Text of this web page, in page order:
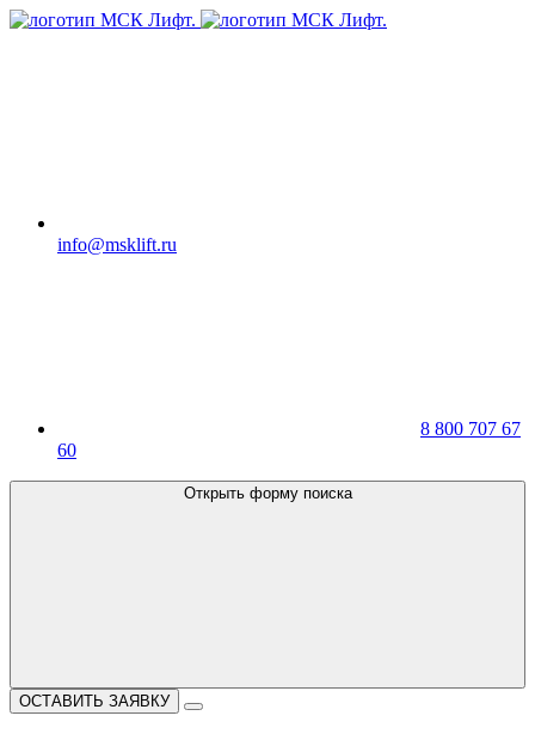
info@msklift.ru
8 800 707 67
60
Открыть форму поиска
ОСТАВИТЬ ЗАЯВКУ